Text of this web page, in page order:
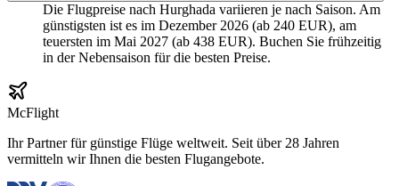
Die Flugpreise nach Hurghada variieren je nach Saison. Am
günstigsten ist es im Dezember 2026 (ab 240 EUR), am
teuersten im Mai 2027 (ab 438 EUR). Buchen Sie frühzeitig
in der Nebensaison für die besten Preise.
McFlight
Ihr Partner für günstige Flüge weltweit. Seit über 28 Jahren
vermitteln wir Ihnen die besten Flugangebote.